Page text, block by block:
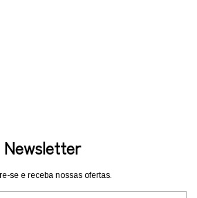
Newsletter
se e receba nossas ofertas.